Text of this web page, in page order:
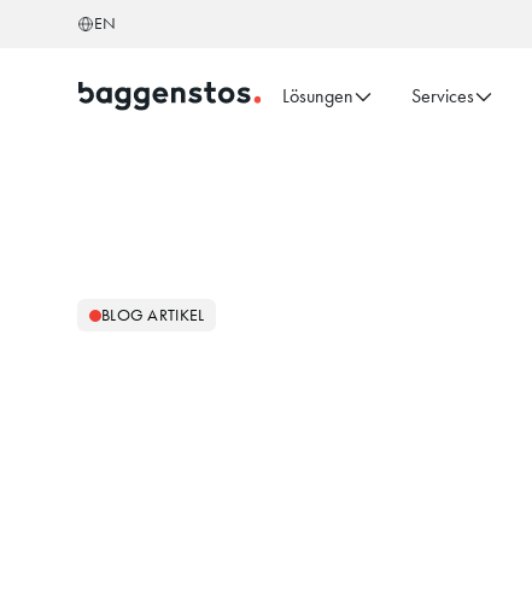
EN
Lösungen Services
BLOG ARTIKEL